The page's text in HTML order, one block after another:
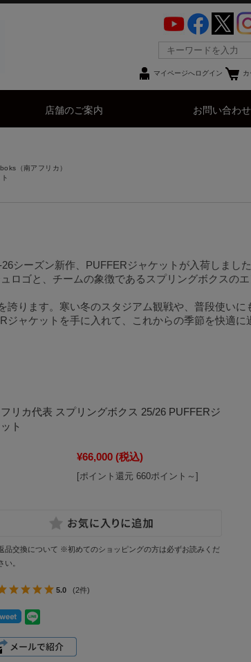
マイページへログイン
店舗のご案内 お問い合わせ
（南アフリカ）
シーズン新作、PUFFERジャケットが入荷しました
ロゴと、チームの象徴であるスプリングボクスの
ります。寒い冬のスタジアム観戦や、普段使いに
ャケットを手に入れて、これからの季節を快適に
リカ代表 スプリングボクス 25/26 PUFFERジ
ト
¥66,000 (税込)
[ポイント還元 660ポイント～]
品交換について ※初めてのショッピングの方は必ずお読みくだ
い。
5.0 (2件)